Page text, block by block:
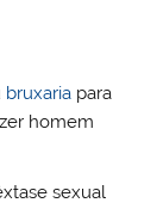
bruxaria para
homem
sexual